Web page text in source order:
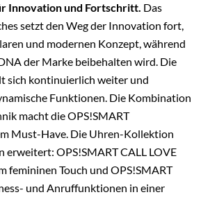
Innovation und Fortschritt. Das
setzt den Weg der Innovation fort,
und modernen Konzept, während
der Marke beibehalten wird. Die
sich kontinuierlich weiter und
Funktionen. Die Kombination
macht die OPS!SMART
Must-Have. Die Uhren-Kollektion
erweitert: OPS!SMART CALL LOVE
femininen Touch und OPS!SMART
und Anruffunktionen in einer